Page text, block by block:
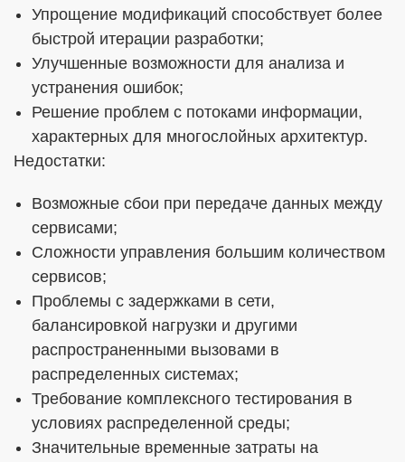
Упрощение модификаций способствует более
быстрой итерации разработки;
Улучшенные возможности для анализа и
устранения ошибок;
Решение проблем с потоками информации,
характерных для многослойных архитектур.
Недостатки:
Возможные сбои при передаче данных между
сервисами;
Сложности управления большим количеством
сервисов;
Проблемы с задержками в сети,
балансировкой нагрузки и другими
распространенными вызовами в
распределенных системах;
Требование комплексного тестирования в
условиях распределенной среды;
Значительные временные затраты на